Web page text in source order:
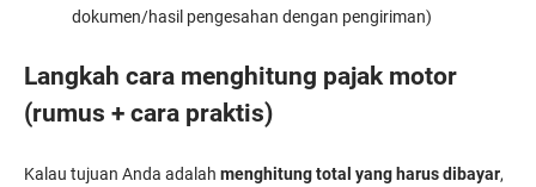
dokumen/hasil pengesahan dengan pengiriman)
Langkah cara menghitung pajak motor
(rumus + cara praktis)
Kalau tujuan Anda adalah menghitung total yang harus dibayar,